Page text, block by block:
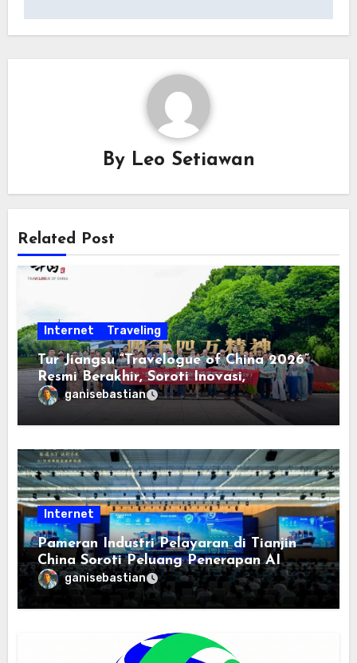
By Leo Setiawan
Related Post
Internet Traveling
Tur Jiangsu “Travelogue of China 2026”
Resmi Berakhir, Soroti Inovasi,
Keterbukaan, dan Pembangunan
Berorientasi pada Masyarakat
ganisebastian
Internet
Pameran Industri Pelayaran di Tianjin
China Soroti Peluang Penerapan AI
ganisebastian